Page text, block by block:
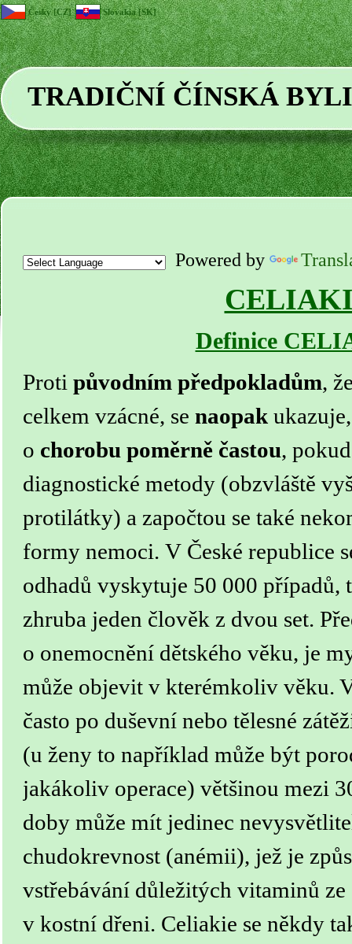
TRADIČNÍ ČÍNSKÁ
Česky [CZ] Slovakia [SK]
Powered by
Definice
Proti původním předpokladům,
celkem vzácné, se naopak
o chorobu poměrně častou,
diagnostické metody (obzvláště
protilátky) a započtou se také
formy nemoci. V České republice
odhadů vyskytuje 50 000 případů,
zhruba jeden člověk z dvou set.
o onemocnění dětského věku, je
může objevit v kterémkoliv věku.
často po duševní nebo tělesné
(u ženy to například může být
jakákoliv operace) většinou mezi
doby může mít jedinec
chudokrevnost (anémii), jež je
vstřebávání důležitých vitaminů
v kostní dřeni. Celiakie se někdy